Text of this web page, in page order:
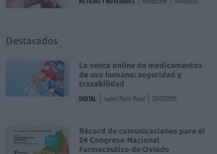
Destacados
La venta online de medicamentos
de uso humano: seguridad y
trazabilidad
DIGITAL Isabel Marín Moral 28/07/2026
Récord de comunicaciones para el
24 Congreso Nacional
Farmacéutico de Oviedo